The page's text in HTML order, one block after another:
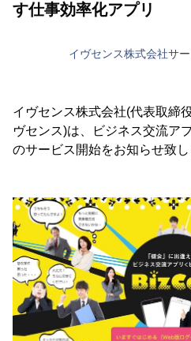
す仕事効率化アプリ
イヴセンス株式会社サ
イヴセンス株式会社(代表取締
ヴセンス)は、ビジネス交流ア
のサービス開始をお知らせ致し